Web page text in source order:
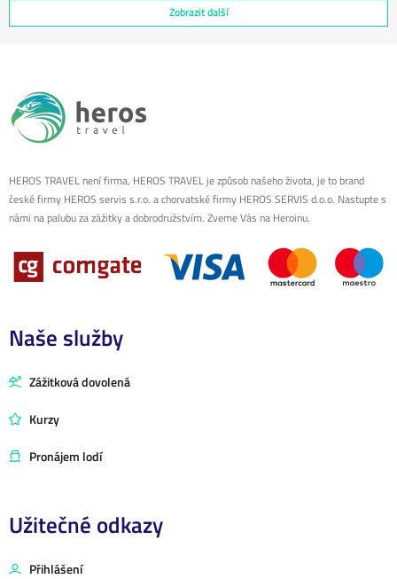
Zobrazit další
HEROS TRAVEL není firma, HEROS TRAVEL je způsob našeho života, je to brand
české firmy HEROS servis s.r.o. a chorvatské firmy HEROS SERVIS d.o.o. Nastupte s
námi na palubu za zážitky a dobrodružstvím. Zveme Vás na Heroinu.
Naše služby
Zážitková dovolená
Kurzy
Pronájem lodí
Užitečné odkazy
Přihlášení